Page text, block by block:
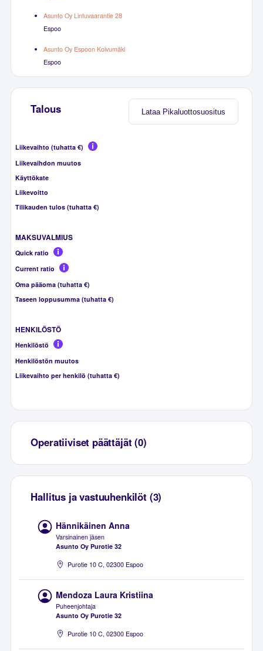
Asunto Oy Lintuvaarantie 28
Espoo
Asunto Oy Espoon Koivumäki
Espoo
Lataa Pikaluottosuositus
Talous
Liikevaihto (tuhatta €)
Liikevaihdon muutos
Käyttökate
Liikevoitto
Tilikauden tulos (tuhatta €)
MAKSUVALMIUS
Quick ratio
Current ratio
Oma pääoma (tuhatta €)
Taseen loppusumma (tuhatta €)
HENKILÖSTÖ
Henkilöstö
Henkilöstön muutos
Liikevaihto per henkilö (tuhatta €)
Operatiiviset päättäjät (0)
Hallitus ja vastuuhenkilöt (3)
Hännikäinen Anna
Varsinainen jäsen
Asunto Oy Purotie 32
Purotie 10 C, 02300 Espoo
Mendoza Laura Kristiina
Puheenjohtaja
Asunto Oy Purotie 32
Purotie 10 C, 02300 Espoo